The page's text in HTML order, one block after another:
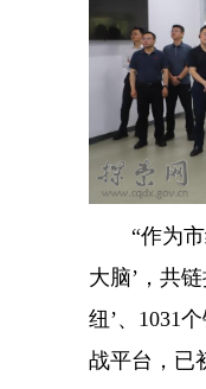
“作为
大脑’，共
纽’、1031
战平台，已